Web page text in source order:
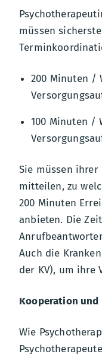
müssen
200 Minuten /
100 Minuten /
Sie müssen ihrer
mitteilen, zu
200 Minuten
anbieten. Die
Auch die
der KV), um ihre
Kooperation und
Wie